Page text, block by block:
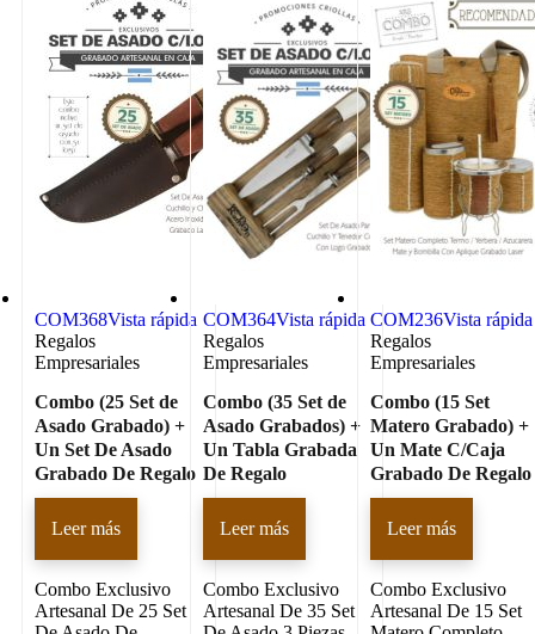
COM368Vista rápida
Regalos
Empresariales
Combo (25 Set de
Asado Grabado) +
Un Set De Asado
Grabado De Regalo
Leer más
Combo Exclusivo
Artesanal De 25 Set
COM364Vista rápida
Regalos
Empresariales
Combo (35 Set de
Asado Grabados) +
Un Tabla Grabada
De Regalo
Leer más
Combo Exclusivo
Artesanal De 35 Set
COM236Vista rápida
Regalos
Empresariales
Combo (15 Set
Matero Grabado) +
Un Mate C/Caja
Grabado De Regalo
Leer más
Combo Exclusivo
Artesanal De 15 Set